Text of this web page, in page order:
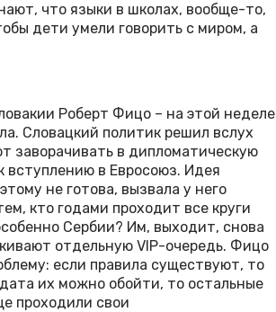
что языки в школах, вообще-то,
дети умели говорить с миром, а
Роберт Фицо – на этой неделе
Словацкий политик решил вслух
заворачивать в дипломатическую
вступлению в Евросоюз. Идея
не готова, вызвала у него
кто годами проходит все круги
Сербии? Им, выходит, снова
отдельную VIP-очередь. Фицо
если правила существуют, то
их можно обойти, то остальные
проходили свои